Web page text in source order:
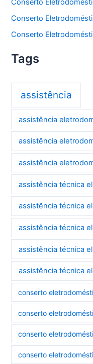
Conserto
Conserto
Conserto
Tags
assistência
assistência
assistência
assistência
assistência técnica
assistência técnica
assistência técnica
assistência técnica
assistência técnica
conserto
conserto
conserto
conserto